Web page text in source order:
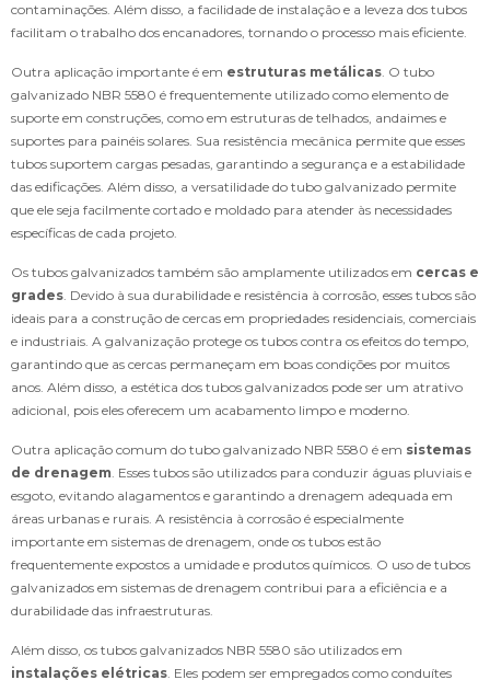
contaminações. Além disso, a facilidade de instalação e a leveza dos tubos
facilitam o trabalho dos encanadores, tornando o processo mais eficiente.
Outra aplicação importante é em estruturas metálicas. O tubo
galvanizado NBR 5580 é frequentemente utilizado como elemento de
suporte em construções, como em estruturas de telhados, andaimes e
suportes para painéis solares. Sua resistência mecânica permite que esses
tubos suportem cargas pesadas, garantindo a segurança e a estabilidade
das edificações. Além disso, a versatilidade do tubo galvanizado permite
que ele seja facilmente cortado e moldado para atender às necessidades
específicas de cada projeto.
Os tubos galvanizados também são amplamente utilizados em cercas e
grades. Devido à sua durabilidade e resistência à corrosão, esses tubos são
ideais para a construção de cercas em propriedades residenciais, comerciais
e industriais. A galvanização protege os tubos contra os efeitos do tempo,
garantindo que as cercas permaneçam em boas condições por muitos
anos. Além disso, a estética dos tubos galvanizados pode ser um atrativo
adicional, pois eles oferecem um acabamento limpo e moderno.
Outra aplicação comum do tubo galvanizado NBR 5580 é em sistemas
de drenagem. Esses tubos são utilizados para conduzir águas pluviais e
esgoto, evitando alagamentos e garantindo a drenagem adequada em
áreas urbanas e rurais. A resistência à corrosão é especialmente
importante em sistemas de drenagem, onde os tubos estão
frequentemente expostos a umidade e produtos químicos. O uso de tubos
galvanizados em sistemas de drenagem contribui para a eficiência e a
durabilidade das infraestruturas.
Além disso, os tubos galvanizados NBR 5580 são utilizados em
instalações elétricas. Eles podem ser empregados como conduítes